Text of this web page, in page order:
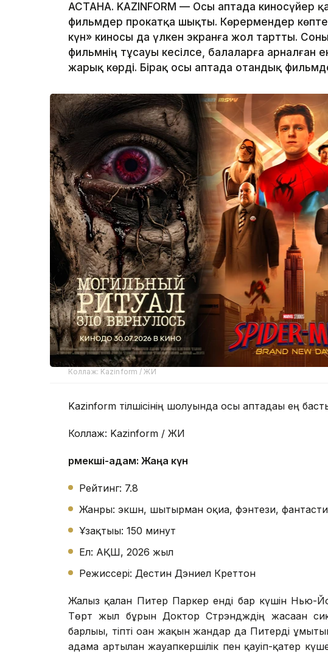
АСТАНА. KAZINFORM — Осы аптада киносүйер
фильмдер прокатқа шықты. Көрермендер
күн» киносы да үлкен экранға жол тартты.
фильмнің тұсауы кесілсе, балаларға арналған
жарық көрді. Бірақ осы аптада отандық
Коллаж: Kazinform / ЖИ
Kazinform тілшісінің шолуында осы аптадағы ең
Коллаж: Kazinform / ЖИ
Өрмекші-адам: Жаңа күн
Рейтинг: 7.8
Жанры: экшн, шытырман оқиға, фэнтези,
Ұзақтығы: 150 минут
Ел: АҚШ, 2026 жыл
Режиссері: Дестин Дэниел Креттон
Жалғыз қалған Питер Паркер енді бар күшін Нью-
Төрт жыл бұрын Доктор Стрэндждің жасаған
барлығы, тіпті оған жақын жандар да Питерді
адамға артылған жауапкершілік пен қауіп-қатер